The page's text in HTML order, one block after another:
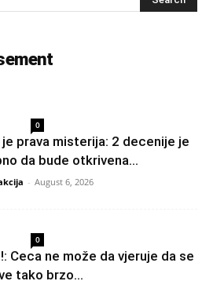
0
prava misterija: 2 decenije je
da bude otkrivena...
- August 6, 2026
0
Ceca ne može da vjeruje da se
tako brzo...